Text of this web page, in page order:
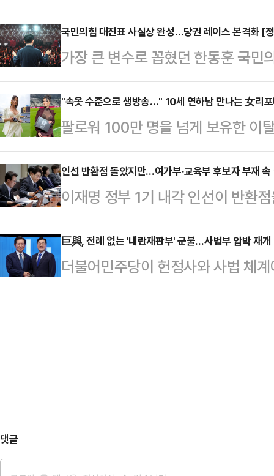
카드 폐기는 사실은 아주 쉬운 결정
가사도우미나 배달원에게 행한 사
실의 가족이자 입법 작업 동료들을
를 요구했고, 자기가 부임하기로 된
원 해결을 압박하며 폭언과 예산
다.이러면 잘라내기가 하나도 어렵
철회가 정 야박했다…
국민의힘 대진표 사실상 완성…당권 레이스 본격화 [
가장 큰 변수로 꼽혔던 한동훈 국민
전당대회 대진표의 윤곽이 한층 뚜
터 시작되지만 핵심 인사의 깜짝 출
세하다.이 가운데 한국사 강사 출신
바 '친길(친전한길)'의 김문수·장동
철수·조경태 후보, 그리고 양측의
략으로 본격적인 표심 공략에 나설
문수·장동혁 …
"속옷 수준으로 생방송…" 10세 연하남 만나는 女리
팔로워 100만 명을 넘게 보유한 이
나의 과한 노출 의상이 화제의 중
에 따르면 엘레오노라 인카르도나
스타디움에서 열린 PSG와 바이에
착용했다.공개된 사진에 따르면 인
트와 브라톱 차림(사진 왼쪽)으로
셜미디어(SNS)에 공유돼 화제를
태의 상의 차림은 과하…
인선 반환점 돌았지만…여가부·교육부 후보자 부재
이재명 정부 1기 내각 인선이 반환
직은 여전히 공석 상태다. 강선우·
회로 낙마한 뒤 주말까지 후임 지명
간이 더 걸릴 전망이다. 이 와중에
청문 경과보고서 채택 없이 임명을
巨與, 전례 없는 '내란재판부' 군불…사법부 압박 재개
더불어민주당이 헌정사와 사법 체
특판) 구성을 시사하며 사법부 압
댓글